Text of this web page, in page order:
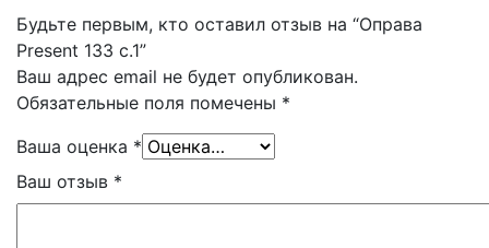
Будьте первым, кто оставил отзыв на “Оправа
Present 133 с.1”
Ваш адрес email не будет опубликован.
Обязательные поля помечены *
Ваша оценка *
Ваш отзыв *